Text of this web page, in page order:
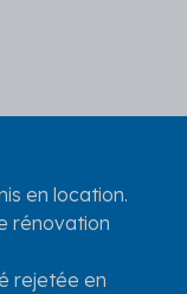
en location.
rénovation
rejetée en